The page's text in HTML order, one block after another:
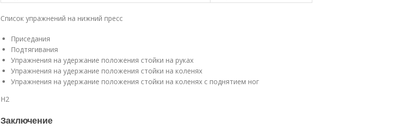
Список упражнений на нижний пресс
Приседания
Подтягивания
Упражнения на удержание положения стойки на руках
Упражнения на удержание положения стойки на коленях
Упражнения на удержание положения стойки на коленях с поднятием ног
H2
Заключение